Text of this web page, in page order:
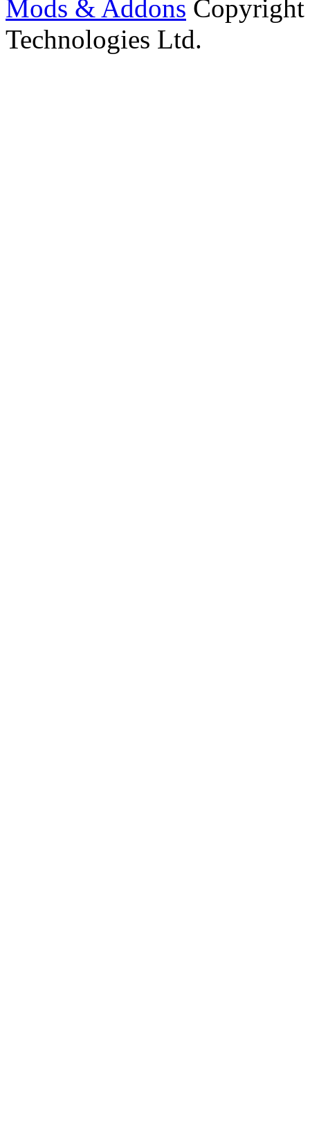
Mods & Addons
Technologies Ltd.